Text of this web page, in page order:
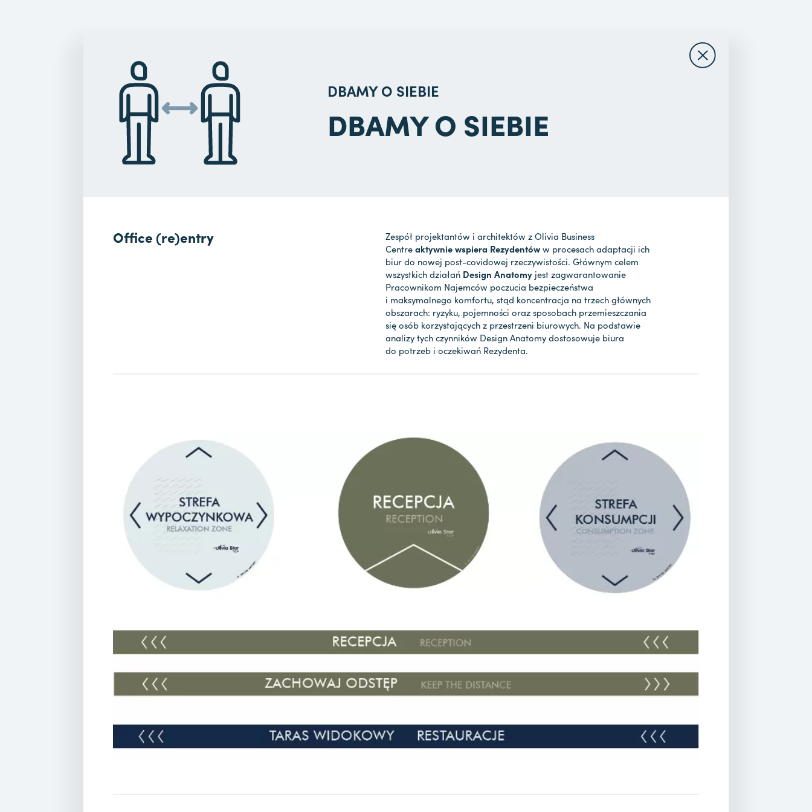
DBAMY O SIEBIE
DBAMY O SIEBIE
Office (re)entry
Zespół projektantów i architektów z Olivia Business
Centreaktywnie wspiera Rezydentóww procesach adaptacji ich
biur do nowej post-covidowej rzeczywistości. Głównym celem
wszystkich działań Design Anatomy jest zagwarantowanie
Pracownikom Najemców poczucia bezpieczeństwa
i maksymalnego komfortu, stąd koncentracja na trzech głównych
obszarach: ryzyku, pojemności oraz sposobach przemieszczania
się osób korzystających z przestrzeni biurowych. Na podstawie
analizy tych czynników Design Anatomy dostosowuje biura
do potrzeb i oczekiwań Rezydenta.